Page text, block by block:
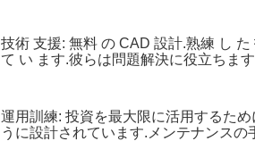
技術 支援: 無料 の CAD 設計.熟練 し
て い ます.彼らは問題解決に役立ちま
運用訓練: 投資を最大限に活用するた
うに設計されています.メンテナンスの